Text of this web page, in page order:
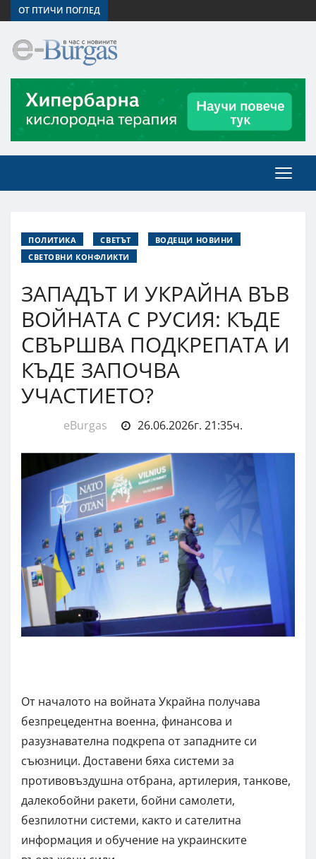
ОТ ПТИЧИ ПОГЛЕД
ПОЛИТИКА СВЕТЪТ
ВОДЕЩИ НОВИНИ
СВЕТОВНИ КОНФЛИКТИ
ЗАПАДЪТ И УКРАЙНА ВЪВ
ВОЙНАТА С РУСИЯ: КЪДЕ
СВЪРШВА ПОДКРЕПАТА И
КЪДЕ ЗАПОЧВА
УЧАСТИЕТО?
eBurgas 26.06.2026г. 21:35ч.
От началото на войната Украйна получава
безпрецедентна военна, финансова и
разузнавателна подкрепа от западните си
съюзници. Доставени бяха системи за
противовъздушна отбрана, артилерия, танкове,
далекобойни ракети, бойни самолети,
безпилотни системи, както и сателитна
информация и обучение на украинските